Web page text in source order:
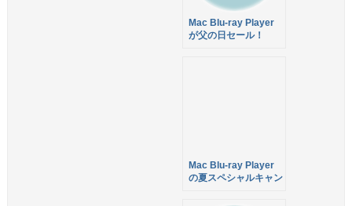
Mac Blu-ray Player
が父の日セール！
Mac Blu-ray Player
の夏スペシャルキャン